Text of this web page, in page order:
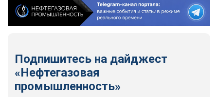
Подпишитесь на дайджест
«Нефтегазовая
промышленность»